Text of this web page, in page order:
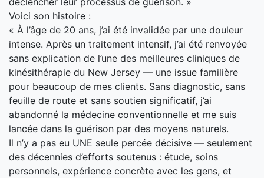
Voici son histoire :
« À l’âge de 20 ans, j’ai été invalidée par une douleur
intense. Après un traitement intensif, j’ai été renvoyée
sans explication de l’une des meilleures cliniques de
kinésithérapie du New Jersey — une issue familière
pour beaucoup de mes clients. Sans diagnostic, sans
feuille de route et sans soutien significatif, j’ai
abandonné la médecine conventionnelle et me suis
lancée dans la guérison par des moyens naturels.
Il n’y a pas eu UNE seule percée décisive — seulement
des décennies d’efforts soutenus : étude, soins
personnels, expérience concrète avec les gens, et